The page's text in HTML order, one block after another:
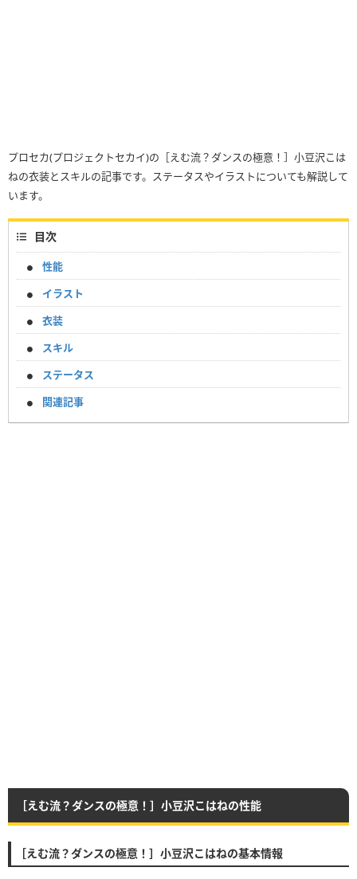
プロセカ(プロジェクトセカイ)の［えむ流？ダンスの極意！］小豆沢こは
ねの衣装とスキルの記事です。ステータスやイラストについても解説して
います。
目次
性能
イラスト
衣装
スキル
ステータス
関連記事
［えむ流？ダンスの極意！］小豆沢こはねの性能
［えむ流？ダンスの極意！］小豆沢こはねの基本情報